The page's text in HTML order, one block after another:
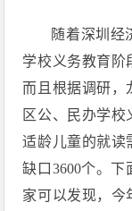
随着深圳经
学校义务教育阶
而且根据调研，
区公、民办学校
适龄儿童的就读
缺口3600个。
家可以发现，今